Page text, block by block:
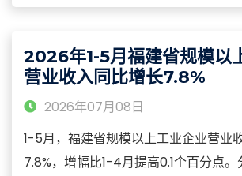
饮料类增长3.2%，日用品类增长3.5%，
长6.5%。
2026年1-5月福建省规模以
营业收入同比增长7.8%
2026年07月08日
1-5月，福建省规模以上工业企业营业
7.8%，增幅比1-4月提高0.1个百分点